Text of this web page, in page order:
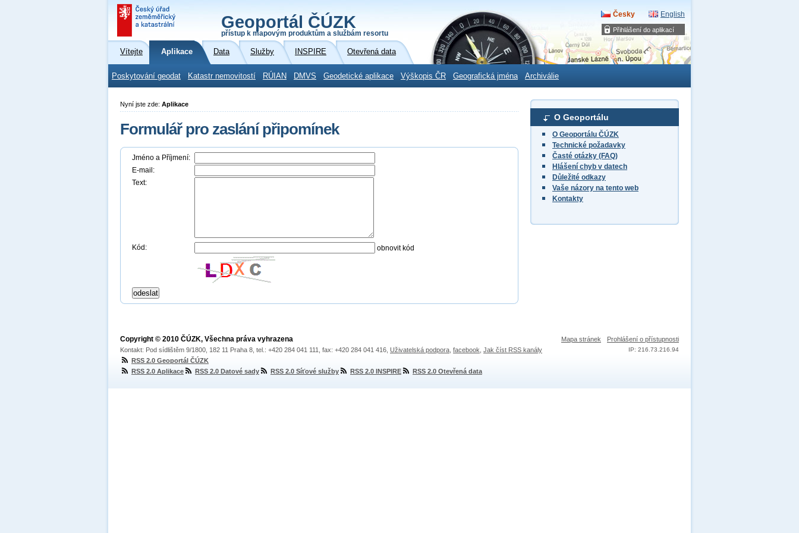
Přihlášení do aplikací
Geoportál ČÚZK
přístup k mapovým produktům a službám resortu
Česky English
Vítejte Aplikace Data Služby INSPIRE Otevřená data
Poskytování geodat Katastr nemovitostí RÚIAN DMVS Geodetické aplikace Výškopis ČR Geografická jména Archiválie
O Geoportálu
O Geoportálu ČÚZK
Technické požadavky
Časté otázky (FAQ)
Hlášení chyb v datech
Důležité odkazy
Vaše názory na tento web
Kontakty
Nyní jste zde: Aplikace
Formulář pro zaslání připomínek
Jméno a Příjmení:
E-mail:
Text:
Kód: obnovit kód
Mapa stránek Prohlášení o přístupnosti
IP: 216.73.216.94
Copyright © 2010 ČÚZK, Všechna práva vyhrazena
Kontakt: Pod sídlištěm 9/1800, 182 11 Praha 8, tel.: +420 284 041 111, fax: +420 284 041 416, Uživatelská podpora facebook Jak číst RSS kanály
RSS 2.0 Geoportál ČÚZK
RSS 2.0 Aplikace
RSS 2.0 Datové sady RSS 2.0 Síťové služby RSS 2.0 INSPIRE RSS 2.0 Otevřená data